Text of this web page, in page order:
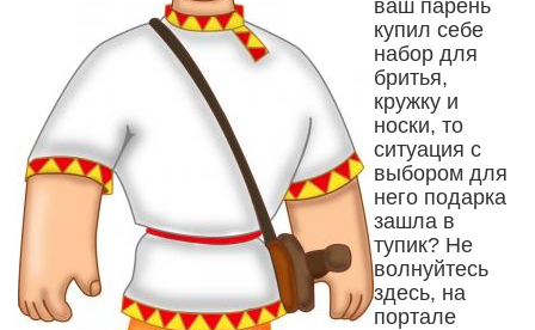
ваш парень
купил себе
набор для
бритья,
кружку и
носки, то
ситуация с
выбором для
него подарка
зашла в
тупик? Не
волнуйтесь
здесь, на
портале